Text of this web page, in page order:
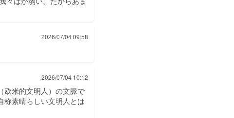
2026/07/04 09:58
2026/07/04 10:12
欧米的文明人）の文脈で
称素晴らしい文明人とは